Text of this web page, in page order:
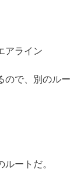
アライン
ので、別のルー
ートだ。